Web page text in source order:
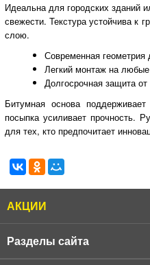
Идеальна для городских зданий
свежести. Текстура устойчива к
слою.
Современная геометрия
Легкий монтаж на любые
Долгосрочная защита
Битумная основа
посыпка усиливает
для тех, кто предпочитает
АКЦИИ
Разделы сайта